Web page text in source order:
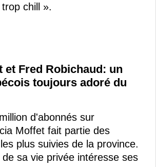
chill ».
et Fred Robichaud: un
toujours adoré du
d'abonnés sur
Moffet fait partie des
plus suivies de la province.
sa vie privée intéresse ses